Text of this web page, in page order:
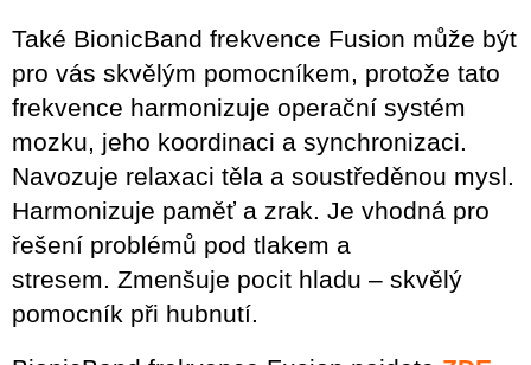
Také BionicBand frekvence Fusion může být
pro vás skvělým pomocníkem, protože tato
frekvence harmonizuje operační systém
mozku, jeho koordinaci a synchronizaci.
Navozuje relaxaci těla a soustředěnou mysl.
Harmonizuje paměť a zrak. Je vhodná pro
řešení problémů pod tlakem a
stresem. Zmenšuje pocit hladu – skvělý
pomocník při hubnutí.